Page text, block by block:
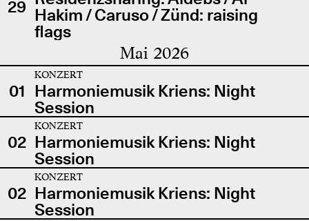
29 Hakim / Caruso / Zünd: raising
flags
Mai 2026
01
KONZERT
Harmoniemusik Kriens: Night
Session
02
KONZERT
Harmoniemusik Kriens: Night
Session
02
KONZERT
Harmoniemusik Kriens: Night
Session